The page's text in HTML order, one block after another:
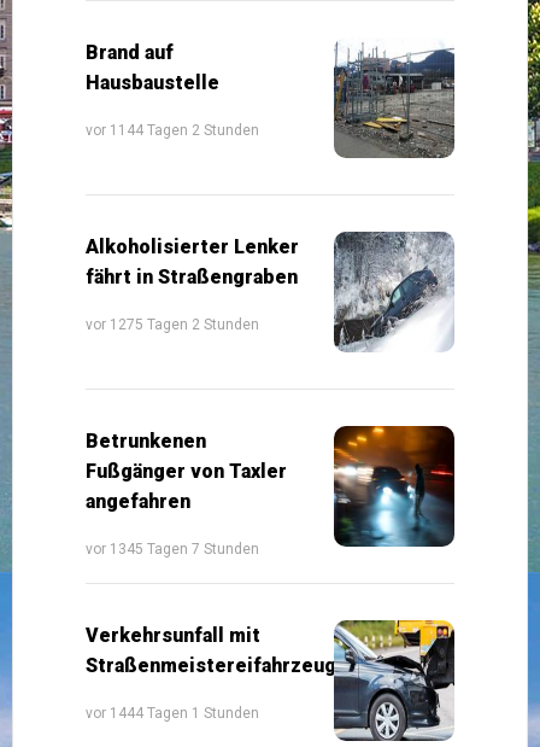
Brand auf
Hausbaustelle
vor 1144 Tagen 2 Stunden
Alkoholisierter Lenker
fährt in Straßengraben
vor 1275 Tagen 2 Stunden
Betrunkenen
Fußgänger von Taxler
angefahren
vor 1345 Tagen 7 Stunden
Verkehrsunfall mit
Straßenmeistereifahrzeug
vor 1444 Tagen 1 Stunden